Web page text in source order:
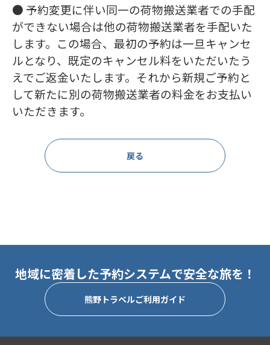
● 予約変更に伴い同一の荷物搬送業者での手配
ができない場合は他の荷物搬送業者を手配いた
します。この場合、最初の予約は一旦キャンセ
ルとなり、既定のキャンセル料をいただいたう
えでご返金いたします。それから新規ご予約と
して新たに別の荷物搬送業者の料金をお支払い
いただきます。
戻る
地域に密着した予約システムで安全な旅を！
熊野トラベルご利用ガイド